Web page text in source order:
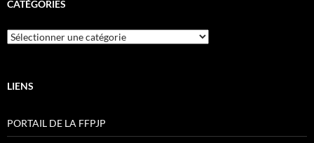
CATÉGORIES
Catégories
LIENS
PORTAIL DE LA FFPJP